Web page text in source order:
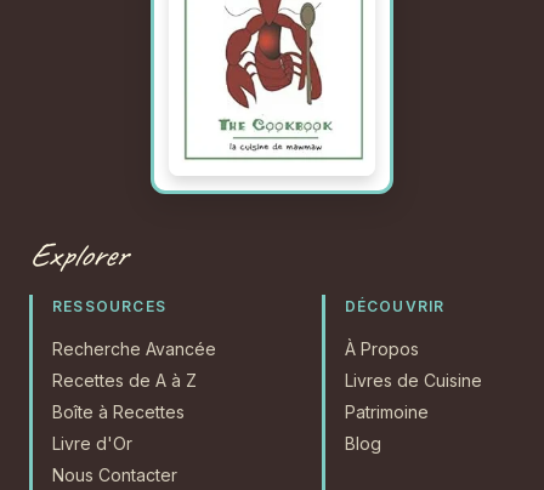
Explorer
RESSOURCES
Recherche Avancée
Recettes de A à Z
Boîte à Recettes
Livre d'Or
Nous Contacter
DÉCOUVRIR
À Propos
Livres de Cuisine
Patrimoine
Blog